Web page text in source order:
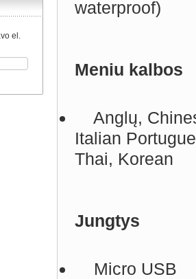
waterproof)
Meniu kalbos
Anglų,
Italian
Thai, Korean
Jungtys
Micro USB
el.